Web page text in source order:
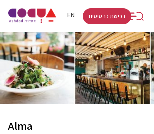
EN
HE
רכישת כרטיסים
Alma